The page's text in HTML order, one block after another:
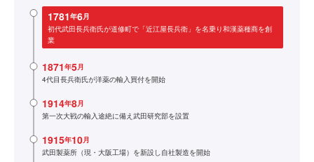
1781年6月
初代武田長兵衛氏が道修町で「近江屋長兵衛」を名乗り和漢薬種商を創
業
1871年5月
4代目長兵衛氏が洋薬の輸入買付を開始
1914年8月
第一次大戦の輸入途絶に備え武田研究部を設置
1915年10月
武田製薬所（現・大阪工場）を新設し自社製造を開始